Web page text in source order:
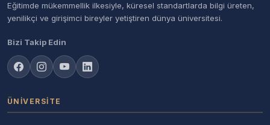
Eğitimde mükemmellik ilkesiyle, küresel standartlarda bilgi üreten,
yenilikçi ve girişimci bireyler yetiştiren dünya üniversitesi.
Bizi Takip Edin
ÜNIVERSITE